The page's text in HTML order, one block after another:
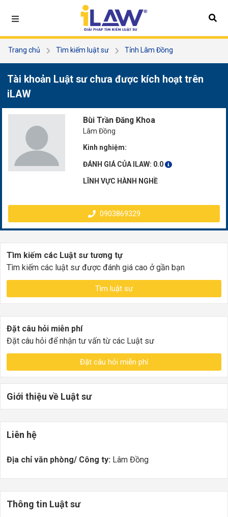
Trang chủ Tìm kiếm luật sư
Tỉnh Lâm Đồng
Tài khoản Luật sư chưa được kích hoạt trên
iLAW
Bùi Trần Đăng Khoa
Lâm Đồng
Kinh nghiệm:
ĐÁNH GIÁ CỦA ILAW: 0.0
LĨNH VỰC HÀNH NGHỀ
0903869329
Tìm kiếm các Luật sư tương tự
Tìm kiếm các luật sư được đánh giá cao ở gần bạn
Tìm luật sư
Đặt câu hỏi miễn phí
Đặt câu hỏi để nhận tư vấn từ các Luật sư
Đặt câu hỏi miễn phí
Giới thiệu về Luật sư
Liên hệ
Địa chỉ văn phòng/ Công ty: Lâm Đồng
Thông tin Luật sư